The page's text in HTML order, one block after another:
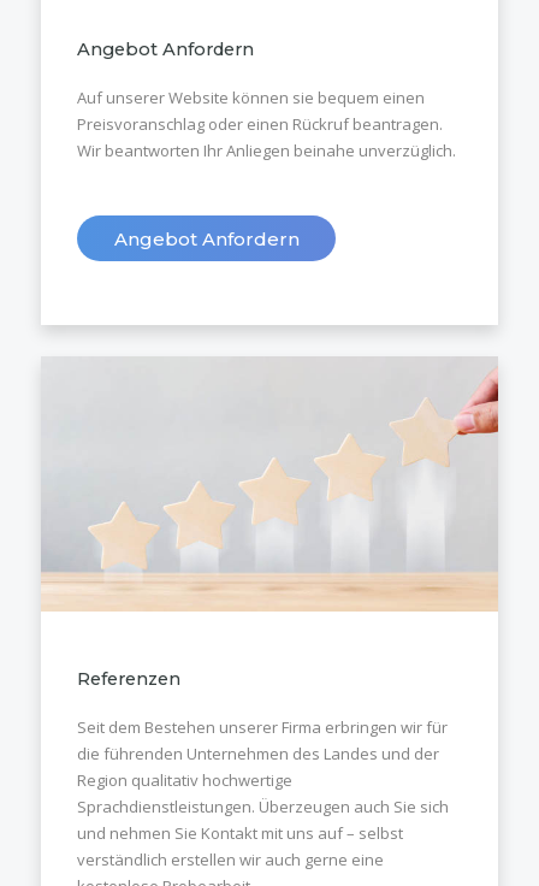
Angebot Anfordern
Auf unserer Website können sie bequem einen
Preisvoranschlag oder einen Rückruf beantragen.
Wir beantworten Ihr Anliegen beinahe unverzüglich.
Angebot Anfordern
Referenzen
Seit dem Bestehen unserer Firma erbringen wir für
die führenden Unternehmen des Landes und der
Region qualitativ hochwertige
Sprachdienstleistungen. Überzeugen auch Sie sich
und nehmen Sie Kontakt mit uns auf – selbst
verständlich erstellen wir auch gerne eine